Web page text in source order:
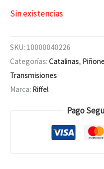
Sin existencias
SKU: 10000040226
Categorías: Catalinas,
Transmisiones
Marca: Riffel
Pago